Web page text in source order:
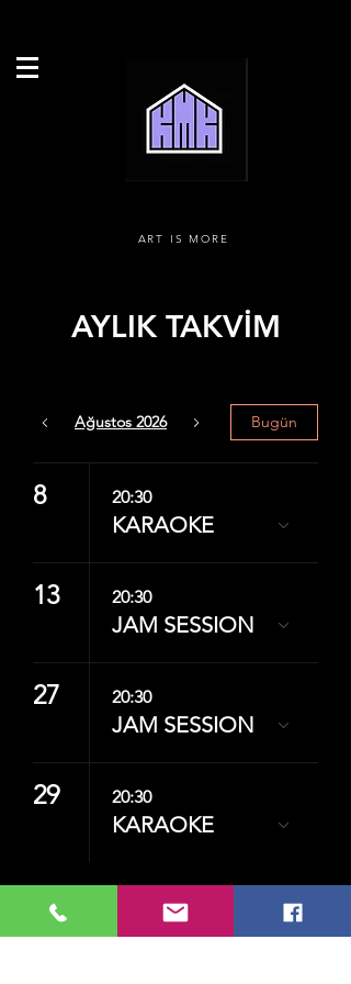
ART IS MORE
AYLIK TAKVİM
Ağustos 2026 Bugün
8 20:30
KARAOKE
13 20:30
JAM SESSION
27 20:30
JAM SESSION
29 20:30
KARAOKE